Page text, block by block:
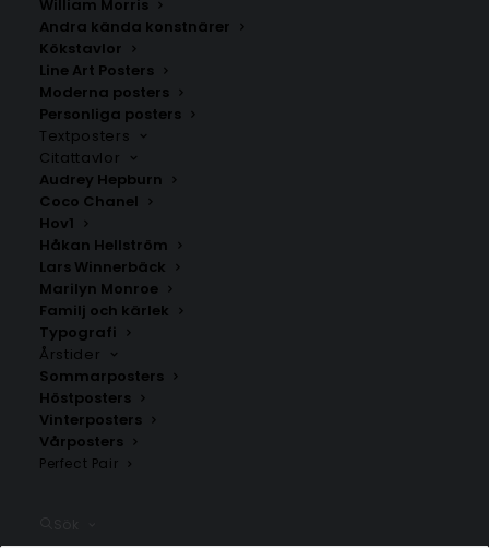
William Morris
Andra kända konstnärer
Kökstavlor
Line Art Posters
Moderna posters
Personliga posters
Textposters
Citattavlor
Audrey Hepburn
Coco Chanel
Hov1
Håkan Hellström
Lars Winnerbäck
Marilyn Monroe
Familj och kärlek
Typografi
Årstider
Sommarposters
Höstposters
Vinterposters
Vårposters
Perfect Pair
Florens
Fr. 200.00kr
Monteverdi Marittimo
Fr.200.00